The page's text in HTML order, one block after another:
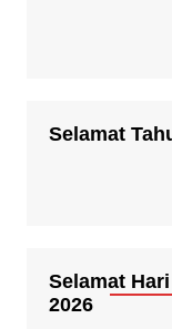
Selamat
Selamat
2026